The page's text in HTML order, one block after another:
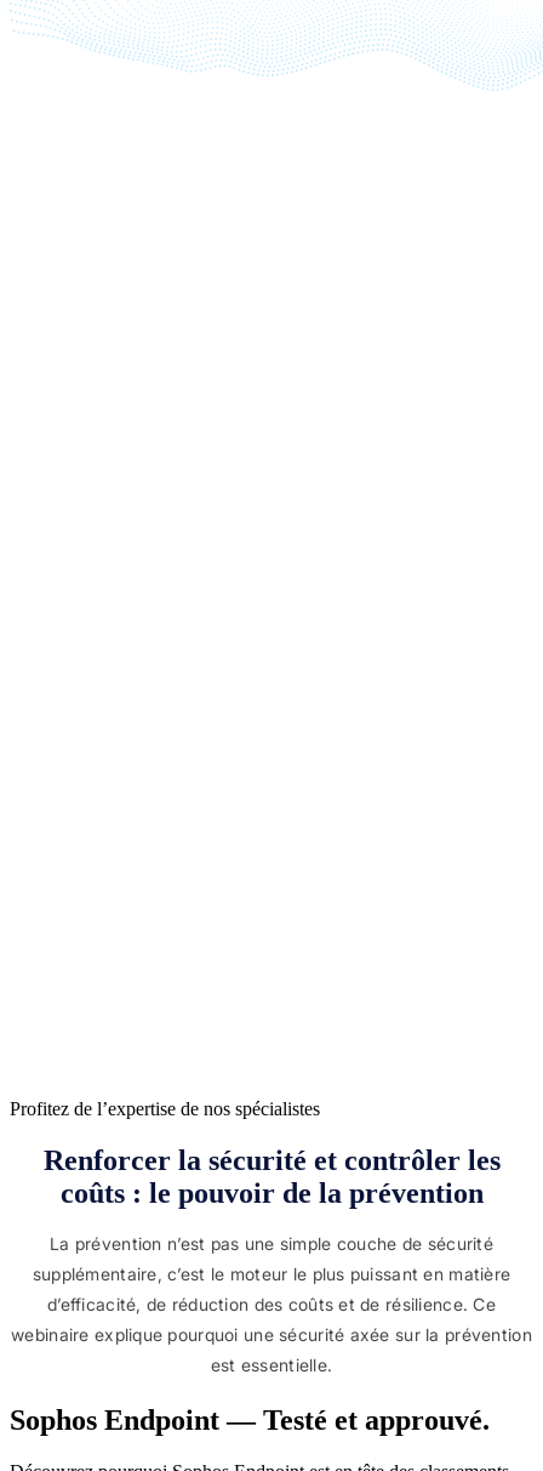
Profitez de l’expertise de nos spécialistes
Renforcer la sécurité et contrôler les
coûts : le pouvoir de la prévention
La prévention n’est pas une simple couche de sécurité
supplémentaire, c’est le moteur le plus puissant en matière
d’efficacité, de réduction des coûts et de résilience. Ce
webinaire explique pourquoi une sécurité axée sur la prévention
est essentielle.
Sophos Endpoint — Testé et approuvé.